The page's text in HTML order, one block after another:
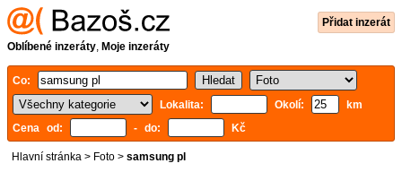
Přidat inzerát
Oblíbené inzeráty, Moje inzeráty
Co:
Lokalita:
Okolí:
km
Cena od:
- do: Kč
Hlavní stránka > Foto > samsung pl